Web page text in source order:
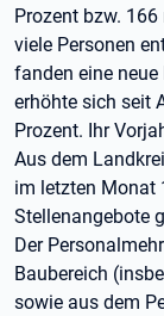
Prozent bzw.
viele Personen
fanden eine
erhöhte sich seit
Prozent. Ihr
Aus dem
im letzten Monat
Stellenangebote
Der
Baubereich
sowie aus dem